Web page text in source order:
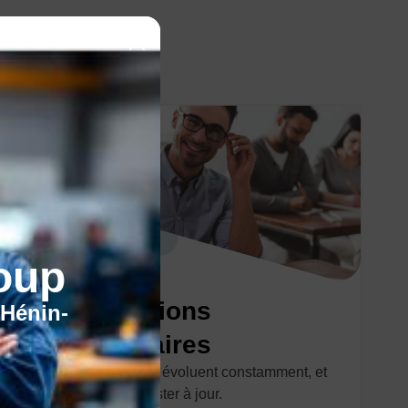
Les formations
réglementaires
Les réglementations évoluent constamment, et
il est essentiel de rester à jour.